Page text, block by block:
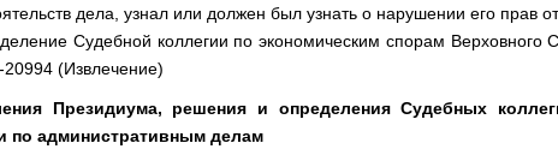
дела, узнал или должен был узнать о нарушении его прав
Судебной коллегии по экономическим спорам
(Извлечение)
Президиума, решения и определения Судебных
по административным делам